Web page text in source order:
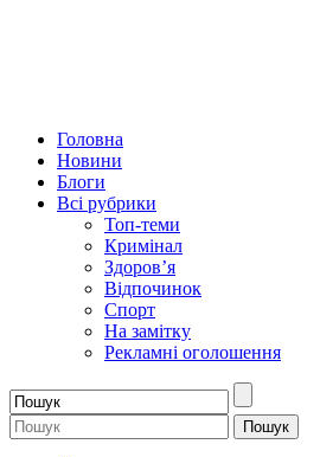
Головна
Новини
Блоги
Всі рубрики
Топ-теми
Кримінал
Здоров’я
Відпочинок
Спорт
На замітку
Рекламні оголошення